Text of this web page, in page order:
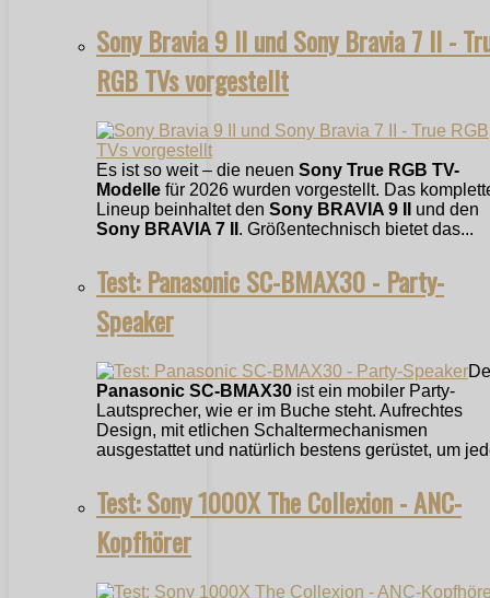
Sony Bravia 9 II und Sony Bravia 7 II -
RGB TVs vorgestellt
Es ist so weit – die neuen Sony True RGB TV-
Modelle für 2026 wurden vorgestellt. Das
Lineup beinhaltet den Sony BRAVIA 9 II
und den
Sony BRAVIA 7 II . Größentechnisch bietet das...
Test: Panasonic SC-BMAX30 - Party-
Speaker
Panasonic SC-BMAX30 ist ein mobiler Party-
Lautsprecher, wie er im Buche steht. Aufrechtes
Design, mit etlichen Schaltermechanismen
ausgestattet und natürlich bestens gerüstet, um
Test: Sony 1000X The Collexion - ANC-
Kopfhörer